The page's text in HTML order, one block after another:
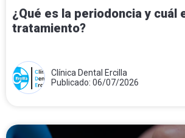
¿Qué es la periodoncia y cuál
tratamiento?
Clínica Dental Ercilla
Publicado: 06/07/2026